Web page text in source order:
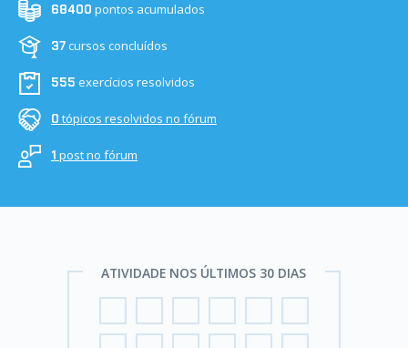
68400 pontos acumulados
37cursos concluídos
555 exercícios resolvidos
0 tópicos resolvidos no fórum
1 post no fórum
ATIVIDADE NOS ÚLTIMOS 30 DIAS